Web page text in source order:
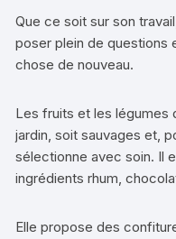
Que ce soit sur son
poser plein de questions
chose de nouveau.
Les fruits et les légumes
jardin, soit sauvages et,
sélectionne avec soin. Il
ingrédients rhum,
Elle propose des